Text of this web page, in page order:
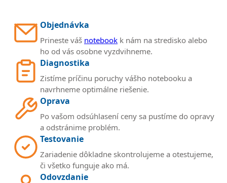
Objednávka
Prineste váš notebook k nám na stredisko alebo
ho od vás osobne vyzdvihneme.
Diagnostika
Zistíme príčinu poruchy vášho notebooku a
navrhneme optimálne riešenie.
Oprava
Po vašom odsúhlasení ceny sa pustíme do opravy
a odstránime problém.
Testovanie
Zariadenie dôkladne skontrolujeme a otestujeme,
či všetko funguje ako má.
Odovzdanie